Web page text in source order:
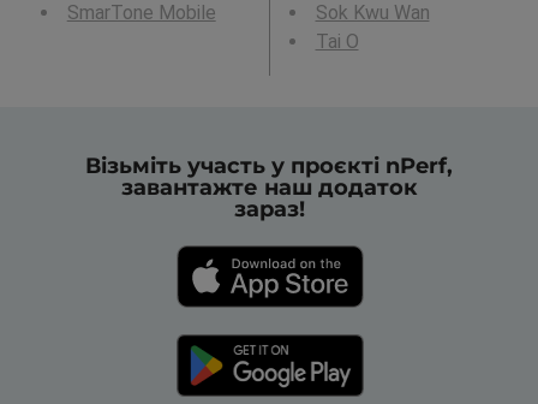
SmarTone Mobile
Sok Kwu Wan
Tai O
Візьміть участь у проєкті nPerf,
завантажте наш додаток
зараз!